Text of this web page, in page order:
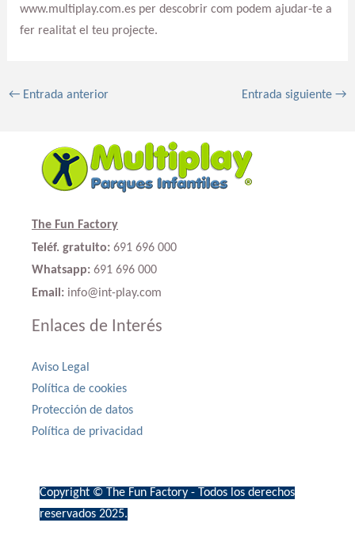
www.multiplay.com.es per descobrir com podem ajudar-te a
fer realitat el teu projecte.
←Entrada anterior Entrada siguiente→
The Fun Factory
Teléf. gratuito: 691 696 000
Whatsapp: 691 696 000
Email: info@int-play.com
Enlaces de Interés
Aviso Legal
Política de cookies
Protección de datos
Política de privacidad
Copyright © The Fun Factory - Todos los derechos
reservados 2025.